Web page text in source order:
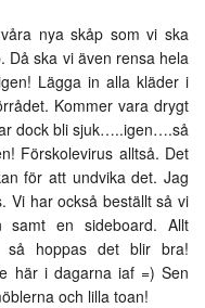
nya skåp som vi ska
Då ska vi även rensa hela
Lägga in alla kläder i
Kommer vara drygt
dock bli sjuk…..igen….så
Förskolevirus alltså. Det
för att undvika det. Jag
Vi har också beställt så vi
samt en sideboard. Allt
så hoppas det blir bra!
här i dagarna iaf =) Sen
och lilla toan!